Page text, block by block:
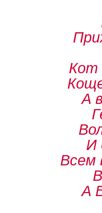
Кот
А
И
Всем
А